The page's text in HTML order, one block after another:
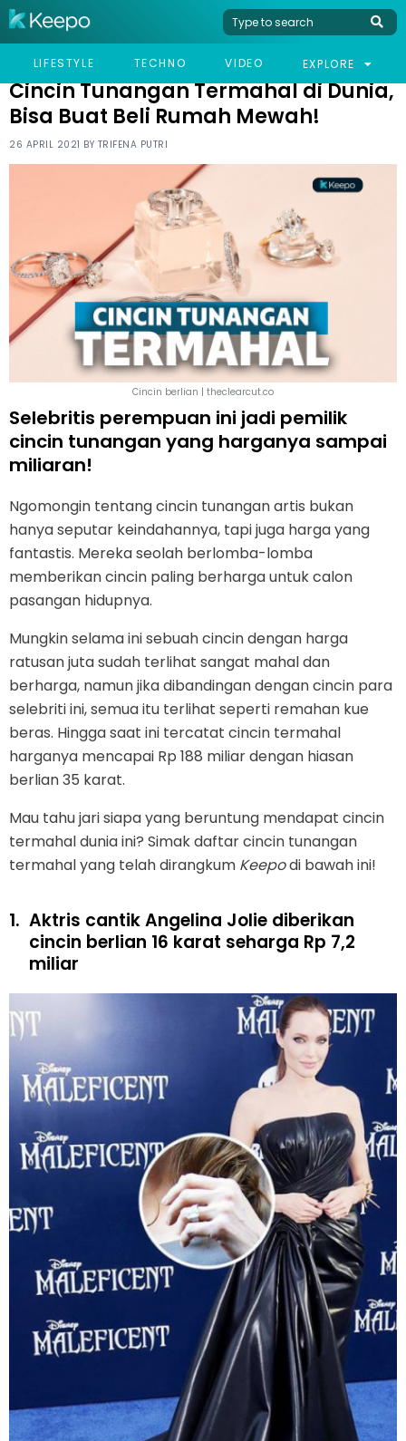
LIFESTYLE TECHNO VIDEO EXPLORE
HOME WOMEN
CINCIN TUNANGAN TERMAHAL DI DUNIA, BISA BUAT BELI RUMAH
Cincin Tunangan Termahal di Dunia,
Bisa Buat Beli Rumah Mewah!
26 APRIL 2021 BY TRIFENA PUTRI
Cincin berlian | theclearcut.co
Selebritis perempuan ini jadi pemilik
cincin tunangan yang harganya sampai
miliaran!
Ngomongin tentang cincin tunangan artis bukan
hanya seputar keindahannya, tapi juga harga yang
fantastis. Mereka seolah berlomba-lomba
memberikan cincin paling berharga untuk calon
pasangan hidupnya.
Mungkin selama ini sebuah cincin dengan harga
ratusan juta sudah terlihat sangat mahal dan
berharga, namun jika dibandingan dengan cincin para
selebriti ini, semua itu terlihat seperti remahan kue
beras. Hingga saat ini tercatat cincin termahal
harganya mencapai Rp 188 miliar dengan hiasan
berlian 35 karat.
Mau tahu jari siapa yang beruntung mendapat cincin
termahal dunia ini? Simak daftar cincin tunangan
termahal yang telah dirangkum Keepodi bawah ini!
1. Aktris cantik Angelina Jolie diberikan
cincin berlian 16 karat seharga Rp 7,2
miliar